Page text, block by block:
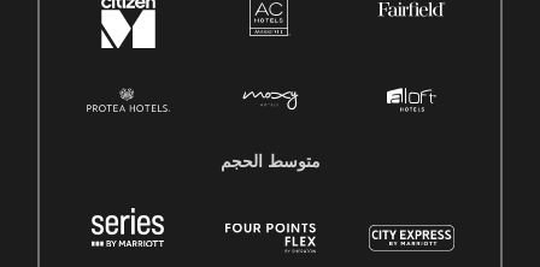
متوسط ​​الحجم